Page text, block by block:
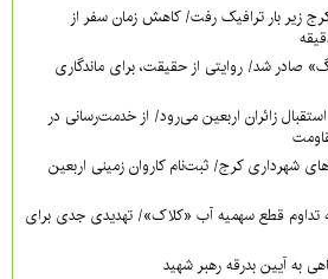
کرج زیر بار ترافیک رفت/ کاهش زمان سفر از
صادر شد/ روایتی از حقیقت، برای ماندگاری
زائران اربعین می‌رود/ از خدمت‌رسانی در
شهرداری کرج/ ثبت‌نام کاروان زمینی اربعین
تداوم قطع سهمیه آب «کلاک»/ تهدیدی جدی برای
به آیین بدرقه رهبر شهید